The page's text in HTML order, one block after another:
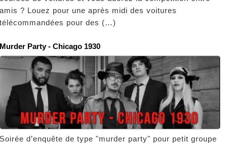
? Louez pour une après midi des voitures
pour des (…)
Party - Chicago 1930
d’enquête de type "murder party" pour petit groupe